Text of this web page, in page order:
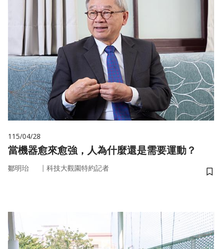
115/04/28
當機器愈來愈強，人為什麼還是需要運動？
鄒明珆 ｜ 科技大觀園特約記者
儲